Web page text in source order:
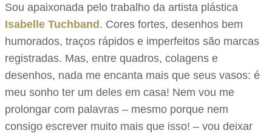
Sou apaixonada pelo trabalho da artista plástica
Isabelle Tuchband. Cores fortes, desenhos bem
humorados, traços rápidos e imperfeitos são marcas
registradas. Mas, entre quadros, colagens e
desenhos, nada me encanta mais que seus vasos: é
meu sonho ter um deles em casa! Nem vou me
prolongar com palavras – mesmo porque nem
consigo escrever muito mais que isso! – vou deixar